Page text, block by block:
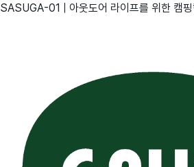
SASUGA-01 | 아웃도어 라이프를 위한 캠